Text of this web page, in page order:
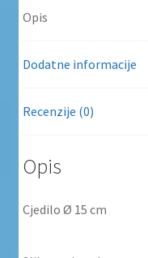
Opis
Dodatne informacije
Recenzije (0)
Opis
Cjedilo Ø 15 cm